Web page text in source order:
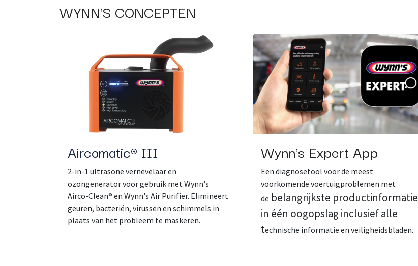
WYNN'S CONCEPTEN
Aircomatic® III
2-in-1 ultrasone vernevelaar en
ozongenerator voor gebruik met Wynn's
Airco-Clean® en Wynn's Air Purifier. Elimineert
geuren, bacteriën, virussen en schimmels in
plaats van het probleem te maskeren.
Wynn’s Expert App
Een diagnosetool voor de meest
voorkomende voertuigproblemen met
de belangrijkste productinformatie
in één oogopslag inclusief alle
technische informatie en veiligheidsbladen.